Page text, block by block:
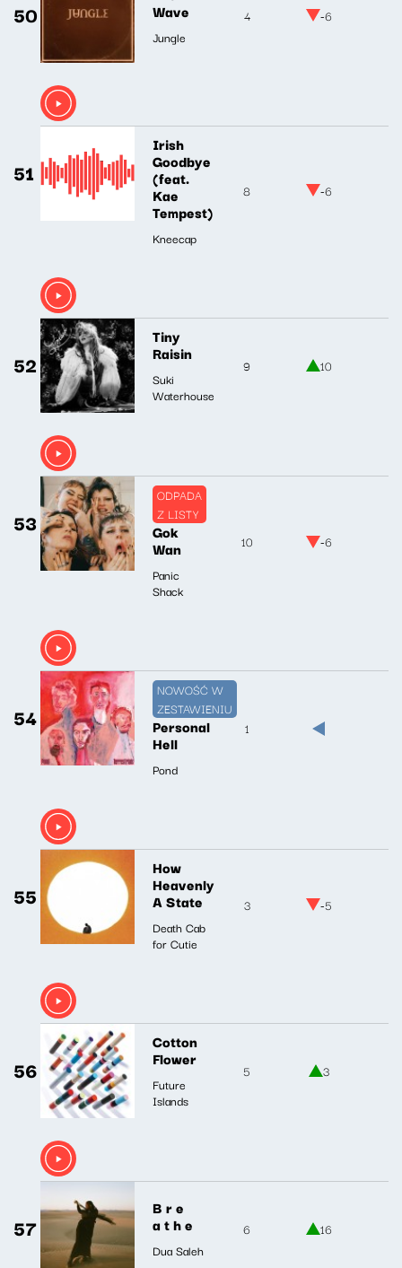
50 Wave
Jungle
4 -6
51
Irish
Goodbye
(feat.
Kae
Tempest)
Kneecap
8 -6
52
Tiny
Raisin
Suki
Waterhouse
9 10
53
ODPADA
Z LISTY
Gok
Wan
Panic
Shack
10 -6
54
NOWOŚĆ W
ZESTAWIENIU
Personal
Hell
Pond
1
55
How
Heavenly
A State
Death Cab
for Cutie
3 -5
56
Cotton
Flower
Future
Islands
5 3
57
B r e
a t h e
Dua Saleh
6 16